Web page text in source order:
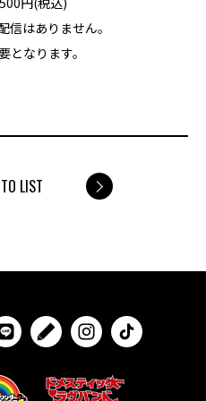
はありません。
なります。
LIST